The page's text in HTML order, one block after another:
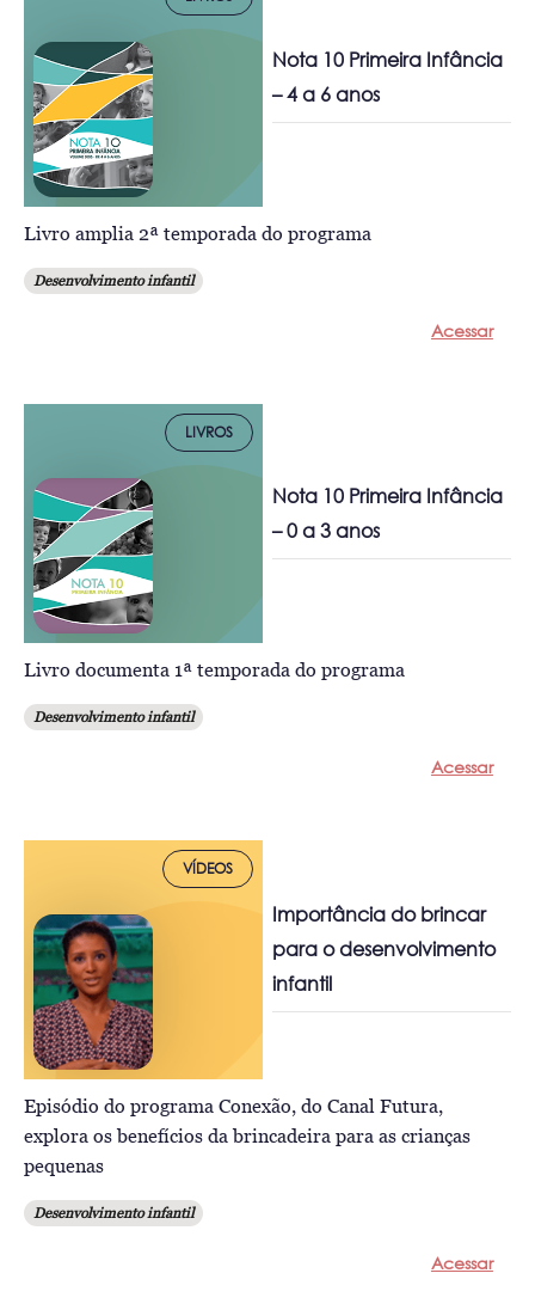
Nota 10 Primeira Infância
– 4 a 6 anos
Livro amplia 2ª temporada do programa
Desenvolvimento infantil
Acessar
LIVROS
Nota 10 Primeira Infância
– 0 a 3 anos
Livro documenta 1ª temporada do programa
Desenvolvimento infantil
Acessar
VÍDEOS
Importância do brincar
para o desenvolvimento
infantil
Episódio do programa Conexão, do Canal Futura,
explora os benefícios da brincadeira para as crianças
pequenas
Desenvolvimento infantil
Acessar